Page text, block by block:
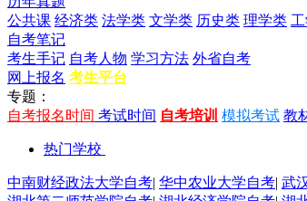
公共课 经济类 法学类 文学类 历史类 理学类
自考笔记
考生手记 自考人物 学习方法 外省自考
网上报名 考生平台
专题：
自考报名时间 考试时间 自考培训 模拟考试 教
热门学校
中南财经政法大学自考| 华中农业大学自考| 武